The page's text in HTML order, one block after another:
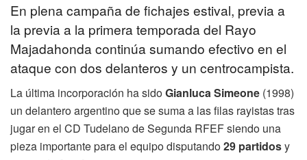
En plena campaña de fichajes estival, previa a
la previa a la primera temporada del Rayo
Majadahonda continúa sumando efectivo en el
ataque con dos delanteros y un centrocampista.
La última incorporación ha sidoGianluca Simeone (1998)
un delantero argentino que se suma a las filas rayistas tras
jugar en el CD Tudelano de Segunda RFEF siendo una
pieza importante para el equipo disputando29 partidosy